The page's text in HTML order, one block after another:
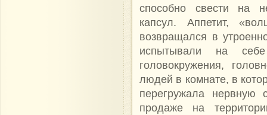
способно свести на
капсул. Аппетит,
возвращался в
испытывали на
головокружения,
людей в комнате, в
перегружала
продаже на